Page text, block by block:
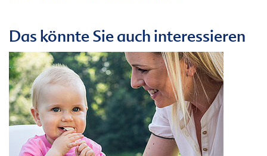
Das könnte Sie auch interessieren